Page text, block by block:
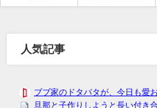
人気記事